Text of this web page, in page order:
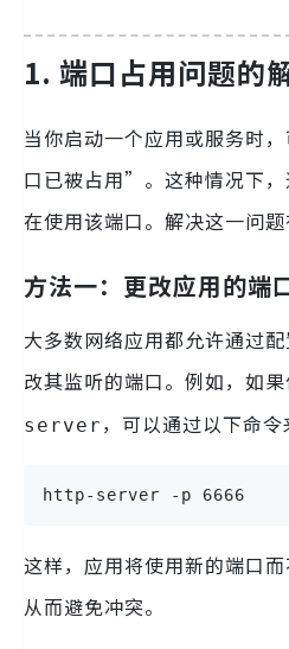
1. 端口占用问题的
当你启动一个应用或服务时
口已被占用”。这种情况下
在使用该端口。解决这一问题
方法一：更改应用的端
大多数网络应用都允许通过
改其监听的端口。例如，如
server ，可以通过以下命令
http-server -p 6666
这样，应用将使用新的端口而
从而避免冲突。